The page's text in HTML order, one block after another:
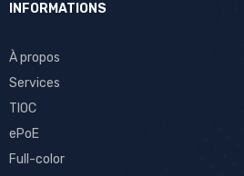
INFORMATIONS
À propos
Services
TIOC
ePoE
Full-color